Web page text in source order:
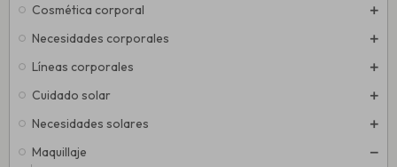
Cosmética corporal
Necesidades corporales
Líneas corporales
Cuidado solar
Necesidades solares
Maquillaje